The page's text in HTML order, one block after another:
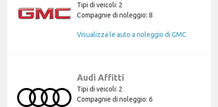
Tipi di veicoli: 2
Compagnie di noleggio: 8
Visualizza le auto a noleggio di GMC
Audi Affitti
Tipi di veicoli: 2
Compagnie di noleggio: 6